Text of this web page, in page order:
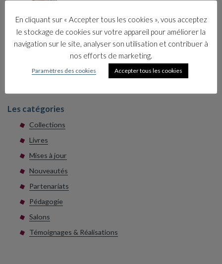
dans votre entreprise ?
1 juillet 2026
Élaborer et animer une formation pour
tous les salariés afin d’intégrer les fonda…
Les catégories
Collections
Livres
Mises à jour
Nouveautés
Partenariats
Pédagogie
Salons
Témoignages & Réalisations
En cliquant sur « Accepter tous les cookies », vous acceptez
le stockage de cookies sur votre appareil pour améliorer la
navigation sur le site, analyser son utilisation et contribuer à
nos efforts de marketing.
Paramètres des cookies Accepter tous les cookies